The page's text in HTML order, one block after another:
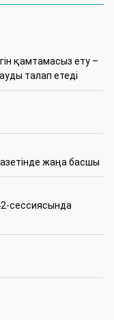
қамтамасыз ету –
талап етеді
жаңа басшы
сессиясында